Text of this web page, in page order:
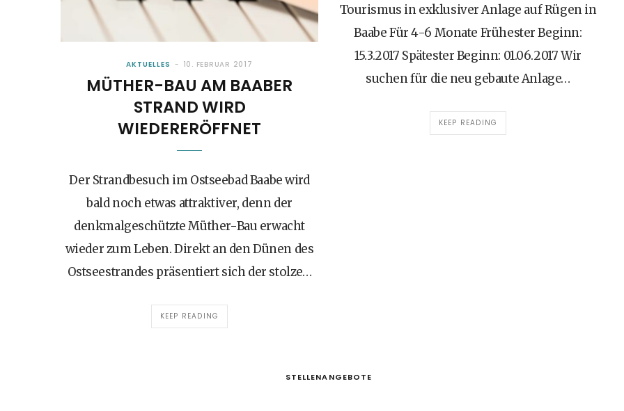
AKTUELLES 10. FEBRUAR 2017
MÜTHER-BAU AM BAABER
STRAND WIRD
WIEDERERÖFFNET
Der Strandbesuch im Ostseebad Baabe wird
bald noch etwas attraktiver, denn der
denkmalgeschützte Müther-Bau erwacht
wieder zum Leben. Direkt an den Dünen des
Ostseestrandes präsentiert sich der stolze…
KEEP READING
Tourismus in exklusiver Anlage auf Rügen in
Baabe Für 4-6 Monate Frühester Beginn:
15.3.2017 Spätester Beginn: 01.06.2017 Wir
suchen für die neu gebaute Anlage…
KEEP READING
STELLENANGEBOTE